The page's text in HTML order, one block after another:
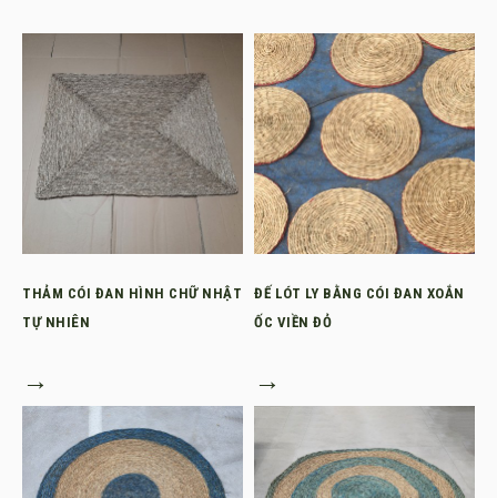
THẢM CÓI ĐAN HÌNH CHỮ NHẬT
TỰ NHIÊN
→
ĐẾ LÓT LY BẰNG CÓI ĐAN XOẮN
ỐC VIỀN ĐỎ
→